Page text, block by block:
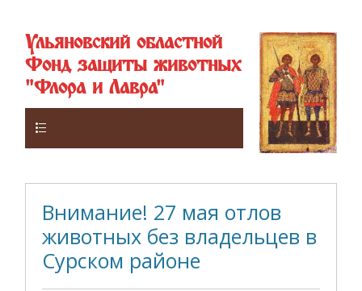
Ульяновский областной
Фонд защиты животных
"Флора и Лавра"
Внимание! 27 мая отлов
животных без владельцев в
Сурском районе